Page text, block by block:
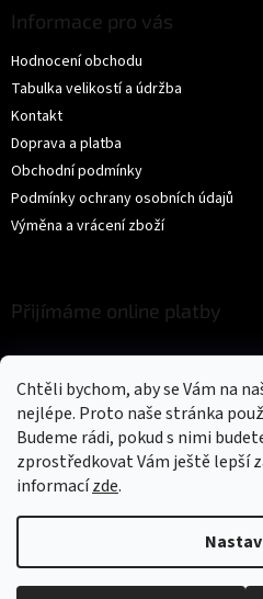
Chtěli bychom, aby se Vám na
nejlépe. Proto naše stránka
Budeme rádi, pokud s nimi
zprostředkovat Vám ještě lepší
informacízde.
Informace pro vás
Hodnocení obchodu
Tabulka velikostí a údržba
Kontakt
Doprava a platba
Obchodní podmínky
Podmínky ochrany osobních údajů
Výměna a vrácení zboží
Přijímáme online platby
. Všechna